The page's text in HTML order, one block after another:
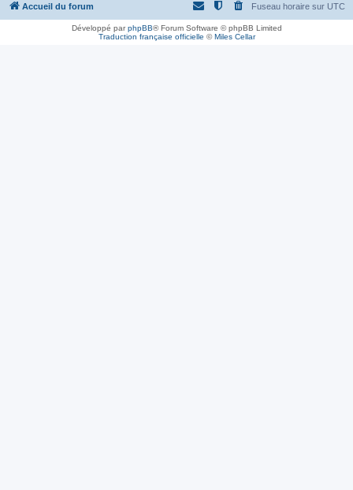
e
Accueil du forum Fuseau horaire sur UTC
Développé parphpBB® Forum Software © phpBB Limited
Traduction française officielle ©Miles Cellar